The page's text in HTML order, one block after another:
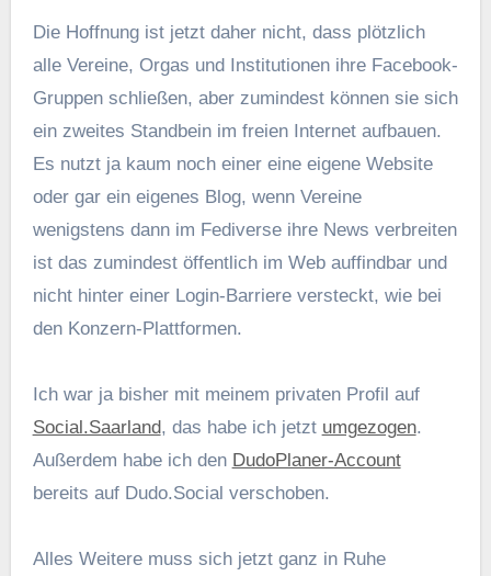
Die Hoffnung ist jetzt daher nicht, dass plötzlich
alle Vereine, Orgas und Institutionen ihre Facebook-
Gruppen schließen, aber zumindest können sie sich
ein zweites Standbein im freien Internet aufbauen.
Es nutzt ja kaum noch einer eine eigene Website
oder gar ein eigenes Blog, wenn Vereine
wenigstens dann im Fediverse ihre News verbreiten
ist das zumindest öffentlich im Web auffindbar und
nicht hinter einer Login-Barriere versteckt, wie bei
den Konzern-Plattformen.
Ich war ja bisher mit meinem privaten Profil auf
Social.Saarland, das habe ich jetzt umgezogen.
Außerdem habe ich den DudoPlaner-Account
bereits auf Dudo.Social verschoben.
Alles Weitere muss sich jetzt ganz in Ruhe